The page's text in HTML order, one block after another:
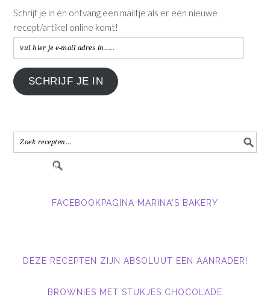
Schrijf je in en ontvang een mailtje als er een nieuwe
recept/artikel online komt!
vul
hier
je
e-
in.....
SCHRIJF JE IN
FACEBOOKPAGINA MARINA'S BAKERY
DEZE RECEPTEN ZIJN ABSOLUUT EEN AANRADER!
BROWNIES MET STUKJES CHOCOLADE